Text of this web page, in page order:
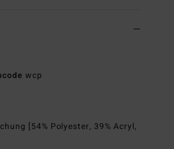
wcp
[54% Polyester, 39% Acryl,